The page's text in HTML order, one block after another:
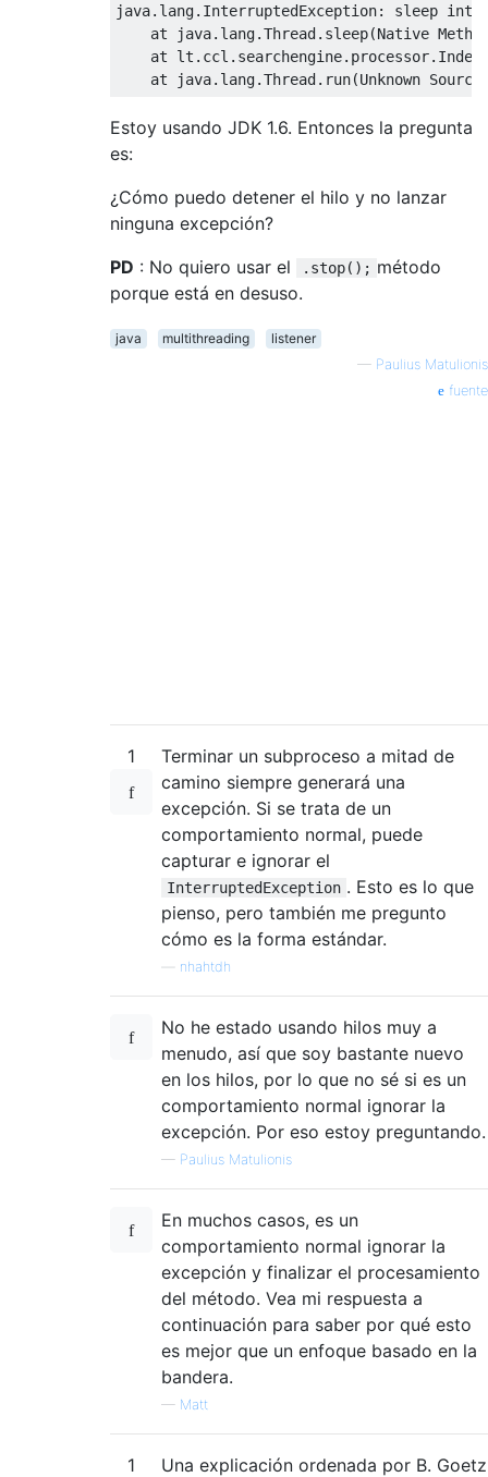
java. lang. InterruptedException:
sleep
    at java
. lang.Thread. sleep(Native
    at lt
. ccl . searchengine. processor.
    at java
. lang.Thread. run(Unknown Source
Estoy usando JDK 1.6. Entonces la pregunta
es:
¿Cómo puedo detener el hilo y no lanzar
ninguna excepción?
PD : No quiero usar el .stop(); método
porque está en desuso.
java multithreading
listener
— Paulius Matulionis
fuente
1
Terminar un subproceso a mitad de
camino siempre generará una
excepción. Si se trata de un
comportamiento normal, puede
capturar e ignorar el
InterruptedException . Esto es lo que
pienso, pero también me pregunto
cómo es la forma estándar.
nhahtdh
No he estado usando hilos muy a
menudo, así que soy bastante nuevo
en los hilos, por lo que no sé si es un
comportamiento normal ignorar la
excepción. Por eso estoy preguntando.
— Paulius Matulionis
En muchos casos, es un
comportamiento normal ignorar la
excepción y finalizar el procesamiento
del método. Vea mi respuesta a
continuación para saber por qué esto
es mejor que un enfoque basado en la
bandera.
— Matt
1
Una explicación ordenada por B. Goetz